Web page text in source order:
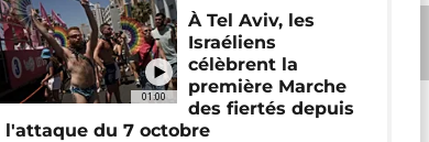
01:00
À Tel Aviv, les
Israéliens
célèbrent la
première Marche
des fiertés depuis
l'attaque du 7 octobre